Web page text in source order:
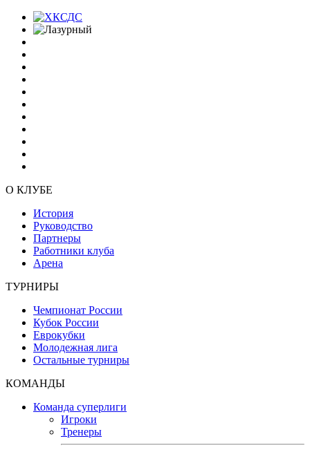
О КЛУБЕ
История
Руководство
Партнеры
Работники клуба
Арена
ТУРНИРЫ
Чемпионат России
Кубок России
Еврокубки
Молодежная лига
Остальные турниры
КОМАНДЫ
Команда суперлиги
Игроки
Тренеры